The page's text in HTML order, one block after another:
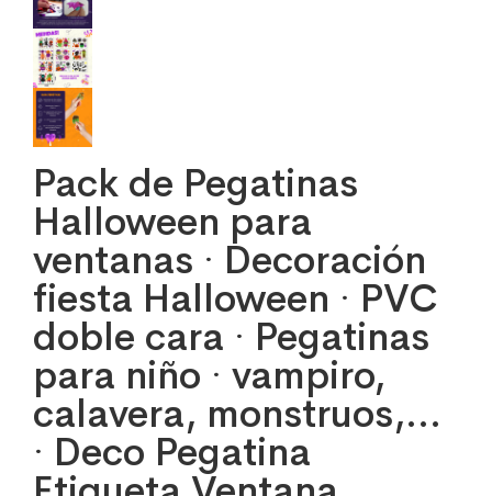
Pack de Pegatinas
Halloween para
ventanas · Decoración
fiesta Halloween · PVC
doble cara · Pegatinas
para niño · vampiro,
calavera, monstruos,…
· Deco Pegatina